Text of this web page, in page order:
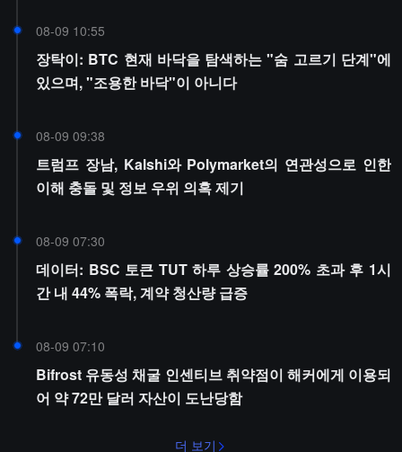
08-09 10:55
장탁이: BTC 현재 바닥을 탐색하는 "숨 고르기 단계"에
있으며, "조용한 바닥"이 아니다
08-09 09:38
트럼프 장남, Kalshi와 Polymarket의 연관성으로 인한
이해 충돌 및 정보 우위 의혹 제기
08-09 07:30
데이터: BSC 토큰 TUT 하루 상승률 200% 초과 후 1시
간 내 44% 폭락, 계약 청산량 급증
08-09 07:10
Bifrost 유동성 채굴 인센티브 취약점이 해커에게 이용되
어 약 72만 달러 자산이 도난당함
더 보기